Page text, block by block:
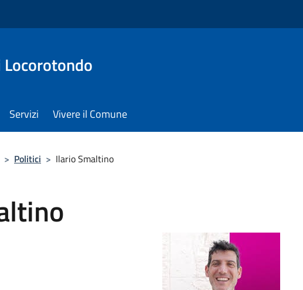
Locorotondo
Servizi Vivere il Comune
> Politici > Ilario Smaltino